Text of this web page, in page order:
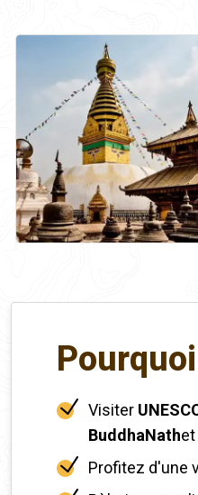
Visiter
BuddhaNath
Profitez d'une